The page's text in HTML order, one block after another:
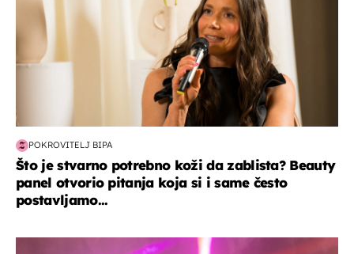
POKROVITELJ BIPA
Što je stvarno potrebno koži da zablista? Beauty
panel otvorio pitanja koja si i same često
postavljamo...